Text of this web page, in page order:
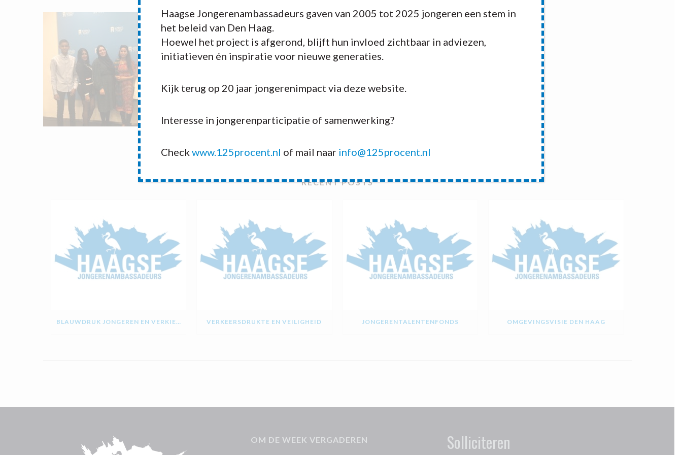
RECENT POSTS
BLAUWDRUK JONGEREN EN VERKIEZINGEN VERKEERSDRUKTE EN VEILIGHEID JONGERENTALENTENFONDS OMGEVINGSVISIE DEN HAAG
OM DE WEEK VERGADEREN Solliciteren
Haagse Jongerenambassadeurs gaven van 2005 tot 2025 jongeren een stem in
het beleid van Den Haag.
Hoewel het project is afgerond, blijft hun invloed zichtbaar in adviezen,
initiatieven én inspiratie voor nieuwe generaties.
Kijk terug op 20 jaar jongerenimpact via deze website.
Interesse in jongerenparticipatie of samenwerking?
Check www.125procent.nl of mail naar info@125procent.nl